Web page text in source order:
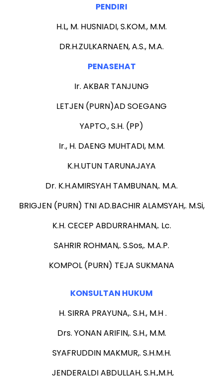
PENDIRI
H.L, M. HUSNIADI, S.KOM., M.M.
DR.H.ZULKARNAEN, A.S., M.A.
PENASEHAT
Ir. AKBAR TANJUNG
LETJEN (PURN)AD SOEGANG
YAPTO., S.H. (PP)
Ir., H. DAENG MUHTADI, M.M.
K.H.UTUN TARUNAJAYA
Dr. K.H.AMIRSYAH TAMBUNAN,. M.A.
BRIGJEN (PURN) TNI AD.BACHIR ALAMSYAH,. M.Si,
K.H. CECEP ABDURRAHMAN,. Lc.
SAHRIR ROHMAN,. S.Sos,. M.A.P.
KOMPOL (PURN) TEJA SUKMANA
KONSULTAN HUKUM
H. SIRRA PRAYUNA,. S.H., M.H .
Drs. YONAN ARIFIN,. S.H., M.M.
SYAFRUDDIN MAKMUR,. S.H.M.H.
JENDERALDI ABDULLAH, S.H.,M.H,